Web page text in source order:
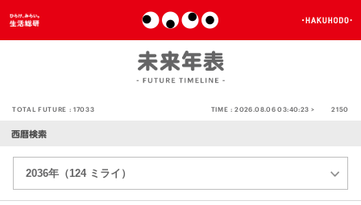
TOTAL FUTURE :17033 TIME :2026.08.06 03:40:23 > 2150
西暦検索